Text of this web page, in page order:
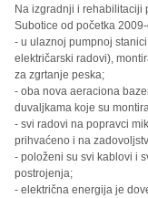
Na izgradnji i rehabilitaciji
Subotice od početka
- u ulaznoj pumpnoj
električarski radovi),
za zgrtanje peska;
- oba nova aeraciona
duvaljkama koje su
- svi radovi na popravci
prihvaćeno i na
- položeni su svi kablovi i
postrojenja;
- električna energija je